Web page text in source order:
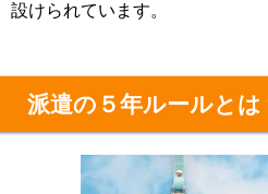
設けられています。
派遣の５年ルールとは